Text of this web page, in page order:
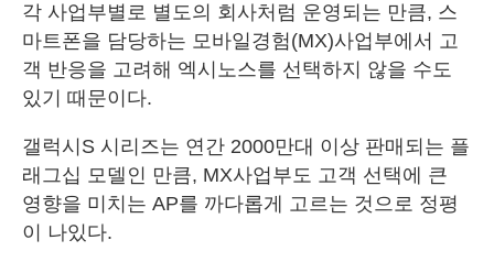
각 사업부별로 별도의 회사처럼 운영되는 만큼, 스
마트폰을 담당하는 모바일경험(MX)사업부에서 고
객 반응을 고려해 엑시노스를 선택하지 않을 수도
있기 때문이다.
갤럭시S 시리즈는 연간 2000만대 이상 판매되는 플
래그십 모델인 만큼, MX사업부도 고객 선택에 큰
영향을 미치는 AP를 까다롭게 고르는 것으로 정평
이 나있다.